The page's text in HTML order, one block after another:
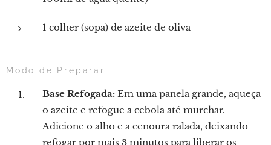
1 colher (sopa) de azeite de oliva
Modo de Preparar
Base Refogada: Em uma panela grande, aqueça
o azeite e refogue a cebola até murchar.
Adicione o alho e a cenoura ralada, deixando
refogar por mais 3 minutos para liberar os